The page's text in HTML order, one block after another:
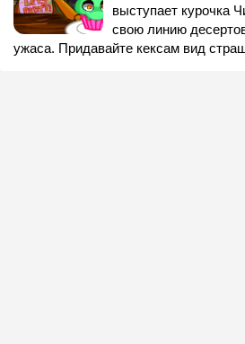
выступает курочка
свою линию
ужаса. Придавайте кексам вид